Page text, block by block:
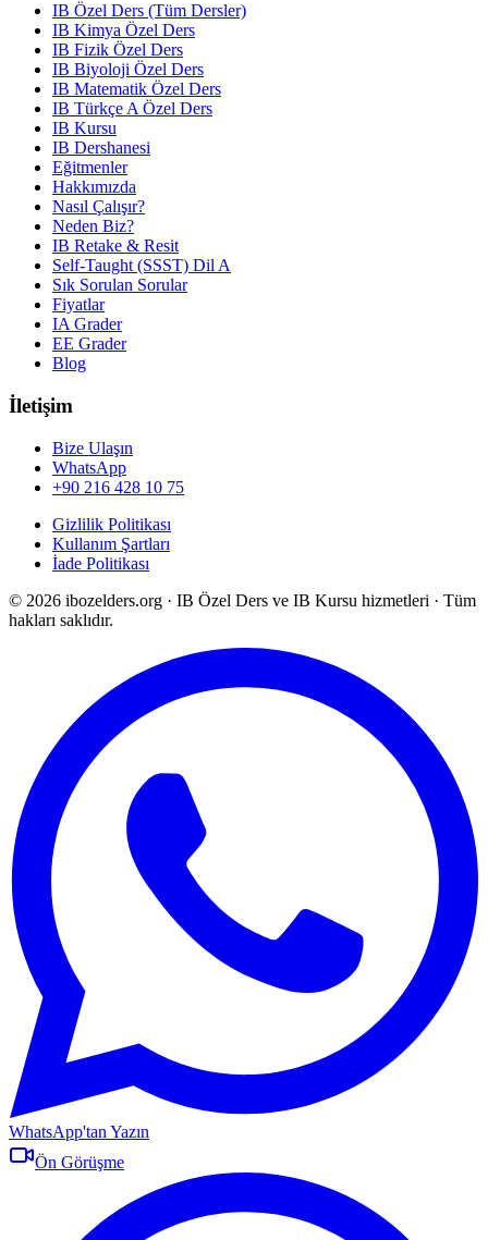
IB Özel Ders (Tüm Dersler)
IB Kimya Özel Ders
IB Fizik Özel Ders
IB Biyoloji Özel Ders
IB Matematik Özel Ders
IB Türkçe A Özel Ders
IB Kursu
IB Dershanesi
Eğitmenler
Hakkımızda
Nasıl Çalışır?
Neden Biz?
IB Retake & Resit
Self-Taught (SSST) Dil A
Sık Sorulan Sorular
Fiyatlar
IA Grader
EE Grader
Blog
İletişim
Bize Ulaşın
WhatsApp
+90 216 428 10 75
Gizlilik Politikası
Kullanım Şartları
İade Politikası
© 2026 ibozelders.org · IB Özel Ders ve IB Kursu hizmetleri · Tüm
hakları saklıdır.
WhatsApp'tan Yazın
Ön Görüşme